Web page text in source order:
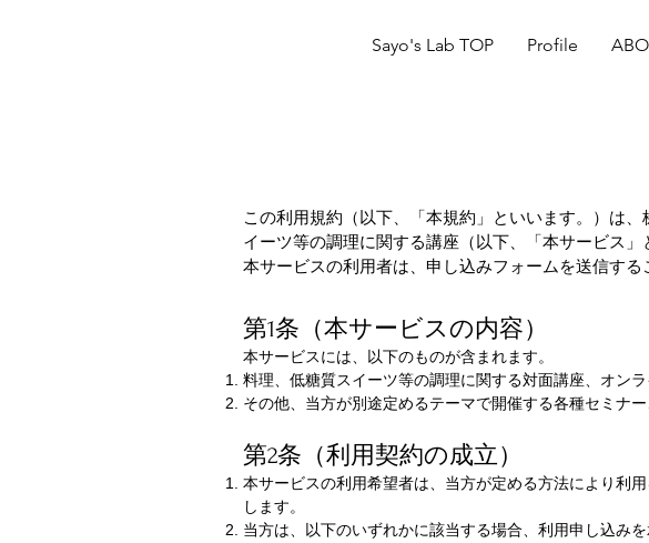
Sayo's Lab TOP Profile
この利用規約（以下、「本規約」といいます。）は
イーツ等の調理に関する講座（以下、「本サービス
本サービスの利用者は、申し込みフォームを送信す
第1条（本サービスの内容）
本サービスには、以下のものが含まれます。
料理、低糖質スイーツ等の調理に関する対面講座、オン
その他、当方が別途定めるテーマで開催する各種セミナ
第2条（利用契約の成立）
本サービスの利用希望者は、当方が定める方法により利
します。
当方は、以下のいずれかに該当する場合、利用申し込みを